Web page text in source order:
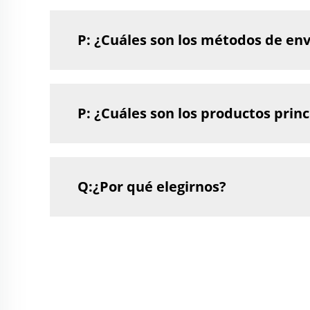
P: ¿Cuáles son los métodos de
P: ¿Cuáles son los productos
Q:¿Por qué elegirnos?